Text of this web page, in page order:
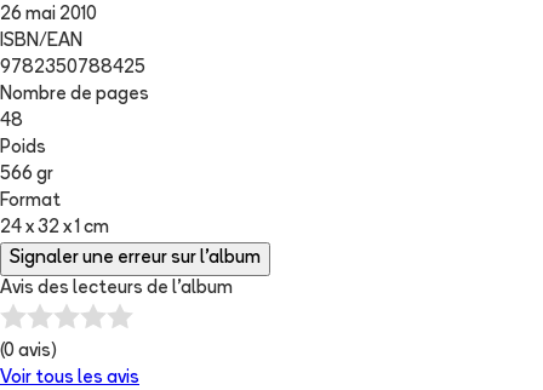
26 mai 2010
ISBN/EAN
9782350788425
Nombre de pages
48
Poids
566 gr
Format
24 x 32 x 1 cm
Signaler une erreur sur l'album
Avis des lecteurs de l'album
(0 avis)
Voir tous les avis